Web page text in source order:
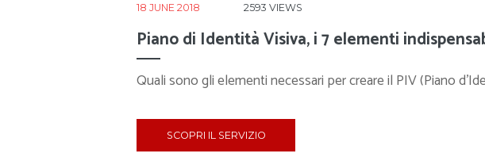
18 JUNE 2018 2593 VIEWS
Piano di Identità Visiva, i 7 elementi
Quali sono gli elementi necessari per creare il PIV (Piano
SCOPRI IL SERVIZIO